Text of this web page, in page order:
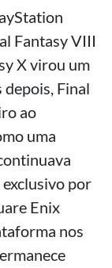
Fantasy VIII
X virou um
depois, Final
ao
uma
exclusivo por
Enix
nos